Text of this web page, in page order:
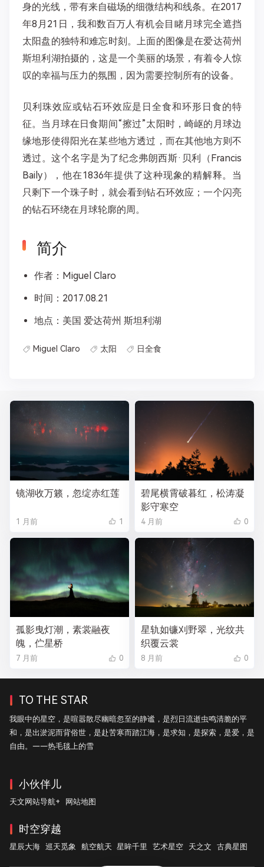
身的光线，带有来自磁场的细微结构和线条。在2017
年8月21日，我和数百万人有机会目睹月球完全遮挡
太阳盘的独特和难忘时刻。上面的图像是在爱达荷州
斯坦利湖拍摄的，这是一个美丽的场景，有着令人惊
叹的幸福与压力的氛围，因为需要控制所有的设备。
贝利珠效应或钻石环效应是日全食和环形日食的特
征。当月球在日食期间“擦过”太阳时，崎岖的月球边
缘地形使得阳光在某些地方透过，而在其他地方则不
透过。这个名字是为了纪念弗朗西斯·贝利（Francis
Baily），他在1836年提供了这种现象的精解释。当
只剩下一个珠子时，就会看到钻石环效应；一个闪亮
的钻石环绕在月球轮廓的周。
简介
作者：Miguel Claro
时间：2017.08.21
地点：美国 爱达荷州 斯坦利湖
Miguel Claro 太阳 日全食
镜湖收万籁，忽绽赤红莲
1 月前 1
碧尾横霄破暮红，松涛凝
影守寒空
4 月前 0
孤影曳灯潮，素裳融夜
魄，伫星桥
7 月前 0
星轨如镰刈野翠，光纹共
织覆云裳
8 月前 0
TO THE STAR
我眼中的星空，是喧嚣散尽幽暗忽至的静谧，是烈日流逝虫鸣清脆的平
和，是出淤泥而背俗世，是赴苦寒而踏江海，是求知，是探索，是爱，是
自由。——热毛毯上的雪
小伙伴儿
天文网站导航+ 网站地图
时空穿越
星辰大海 巡天觅象 航空航天 星眸千里 艺术星空 天之文 古典星图